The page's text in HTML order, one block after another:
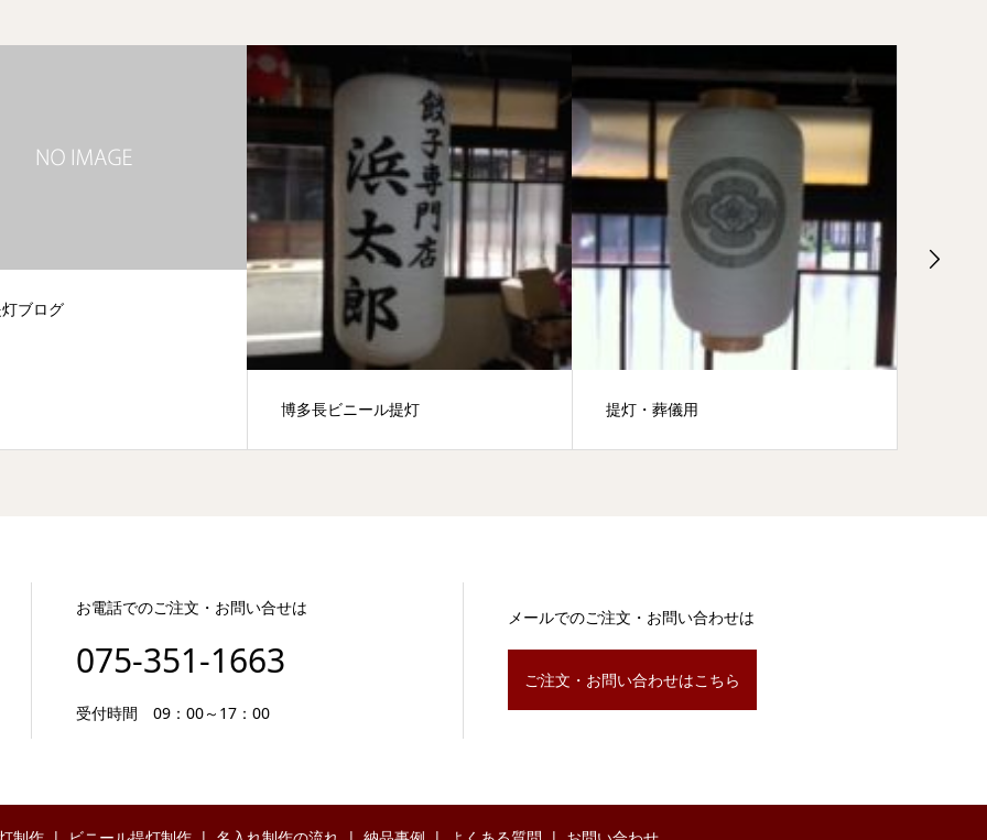
ブログ
博多長ビニール提灯 提灯・葬儀用
お電話でのご注文・お問い合せは
075-351-1663
受付時間 09：00～17：00
メールでのご注文・お問い合わせは
ご注文・お問い合わせはこちら